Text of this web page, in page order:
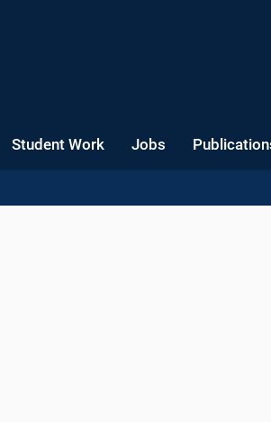
Student Work Jobs